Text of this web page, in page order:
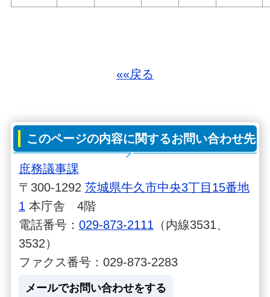
««戻る
このページの内容に関するお問い合わせ先
庶務議事課
〒300-1292 茨城県牛久市中央3丁目15番地
1 本庁舎 4階
電話番号： 029-873-2111 （内線3531、
3532）
ファクス番号：029-873-2283
メールでお問い合わせをする